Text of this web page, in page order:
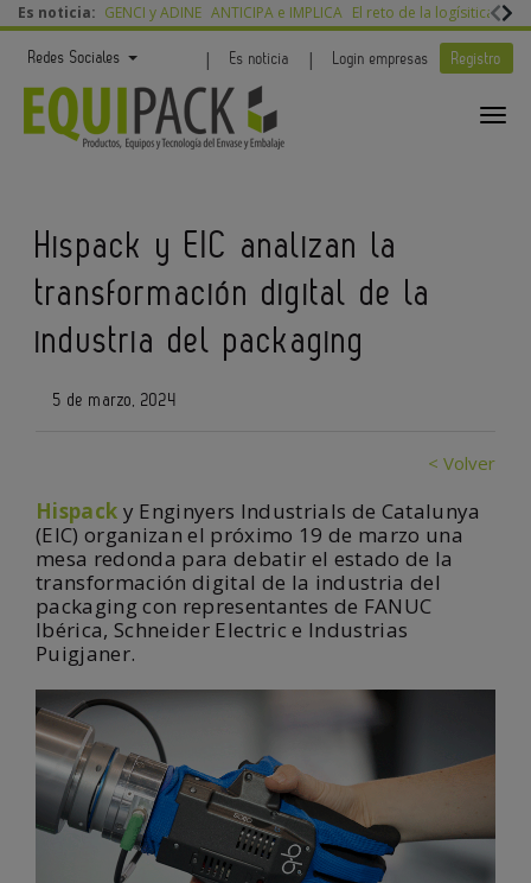
Es noticia: GENCI y ADINE ANTICIPA e IMPLICA El reto de la logísitica
Redes Sociales | Es noticia | Login empresas Registro
Hispack y EIC analizan la
transformación digital de la
industria del packaging
5 de marzo, 2024
< Volver
Hispack y Enginyers Industrials de Catalunya
(EIC) organizan el próximo 19 de marzo una
mesa redonda para debatir el estado de la
transformación digital de la industria del
packaging con representantes de FANUC
Ibérica, Schneider Electric e Industrias
Puigjaner.